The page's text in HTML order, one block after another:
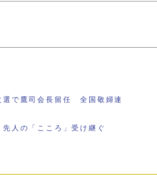
で鷹司会長留任 全国敬婦連
人の「こころ」受け継ぐ